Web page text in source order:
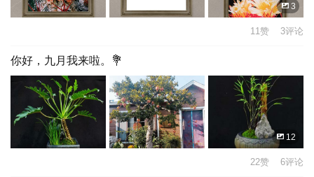
3
11赞 3评论
你好，九月我来啦。💐
12
22赞 6评论